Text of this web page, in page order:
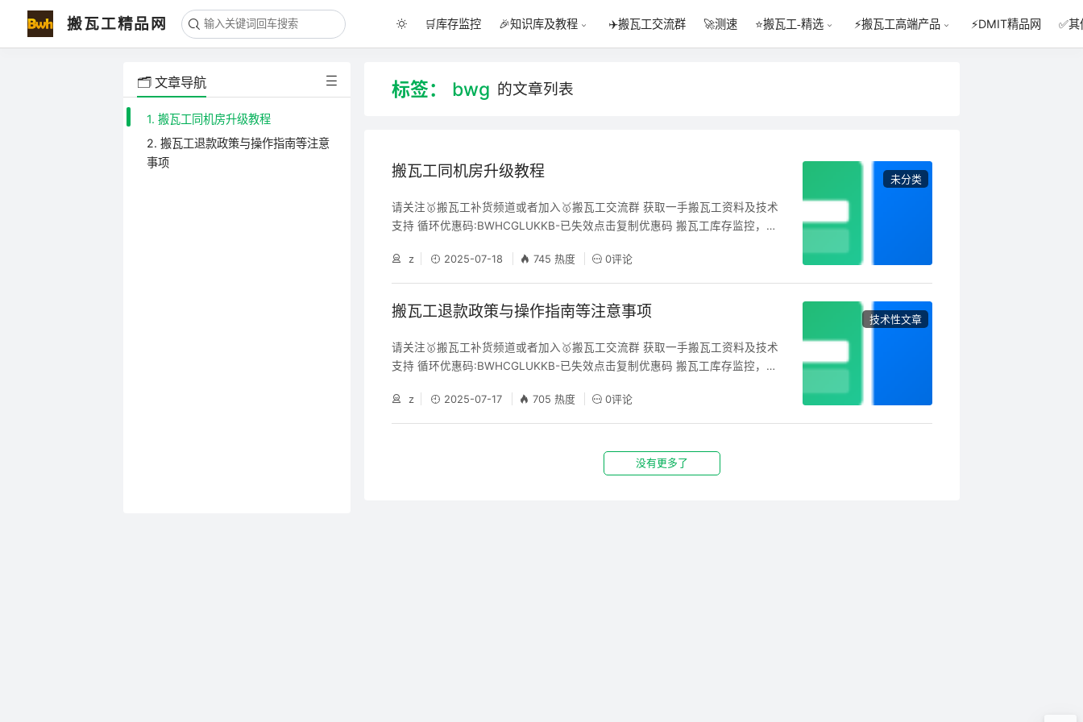
搬瓦工精品网 🛒库存监控 🎉知识库及教程 ✈️搬瓦工交流群 🚀测速 ⭐搬瓦工-精选 ⚡搬瓦工高端产品 ⚡DMIT精品网 ✅
🗂️ 文章导航
1. 搬瓦工同机房升级教程
2. 搬瓦工退款政策与操作指南等注意
事项
标签： bwg 的文章列表
搬瓦工同机房升级教程
请关注🥇搬瓦工补货频道或者加入🥇搬瓦工交流群 获取一手搬瓦工资料及技术
支持 循环优惠码:BWHCGLUKKB-已失效点击复制优惠码 搬瓦工库存监控，机
户中心后，通过「Services」→「My services」路径到达升级界面 2.点击需
要升级的机器边上的小齿轮，点击 Upgrade 3.选择需要升级的选项，并支付差
未分类
z 2025-07-18 745 热度 0评论
搬瓦工退款政策与操作指南等注意事项
请关注🥇搬瓦工补货频道或者加入🥇搬瓦工交流群 获取一手搬瓦工资料及技术
支持 循环优惠码:BWHCGLUKKB-已失效点击复制优惠码 搬瓦工库存监控，机
登录搬瓦工用户中心后，通过「Billing」→「Refunds」路径可直达退款申请页
面。系统会自动检测账户是否符合退款条件，合格用户将看到红色退款按钮。
技术性文章
z 2025-07-17 705 热度 0评论
没有更多了